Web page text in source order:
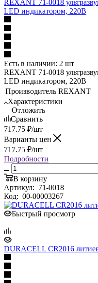
REXANT 71-0018
LED индикатором, 220В
Есть в наличии: 2 шт
REXANT 71-0018
LED индикатором, 220В
Производитель REXANT
Характеристики
Отложить
Сравнить
717.75 ₽/шт
Варианты цен
717.75 ₽/шт
Подробности
В корзину
Артикул: 71-0018
Код: 00-00003267
Быстрый просмотр
DURACELL CR2016